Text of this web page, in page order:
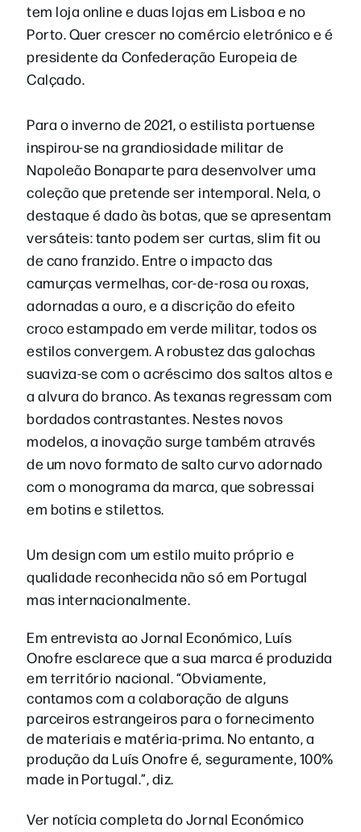
tem loja online e duas lojas em Lisboa e no
Porto. Quer crescer no comércio eletrónico e é
presidente da Confederação Europeia de
Calçado.
Para o inverno de 2021, o estilista portuense
inspirou-se na grandiosidade militar de
Napoleão Bonaparte para desenvolver uma
coleção que pretende ser intemporal. Nela, o
destaque é dado às botas, que se apresentam
versáteis: tanto podem ser curtas, slim fit ou
de cano franzido. Entre o impacto das
camurças vermelhas, cor-de-rosa ou roxas,
adornadas a ouro, e a discrição do efeito
croco estampado em verde militar, todos os
estilos convergem. A robustez das galochas
suaviza-se com o acréscimo dos saltos altos e
a alvura do branco. As texanas regressam com
bordados contrastantes. Nestes novos
modelos, a inovação surge também através
de um novo formato de salto curvo adornado
com o monograma da marca, que sobressai
em botins e stilettos.
Um design com um estilo muito próprio e
qualidade reconhecida não só em Portugal
mas internacionalmente.
Em entrevista ao Jornal Económico, Luís
Onofre esclarece que a sua marca é produzida
em território nacional. “Obviamente,
contamos com a colaboração de alguns
parceiros estrangeiros para o fornecimento
de materiais e matéria-prima. No entanto, a
produção da Luís Onofre é, seguramente, 100%
made in Portugal.”, diz.
Ver notícia completa do Jornal Económico